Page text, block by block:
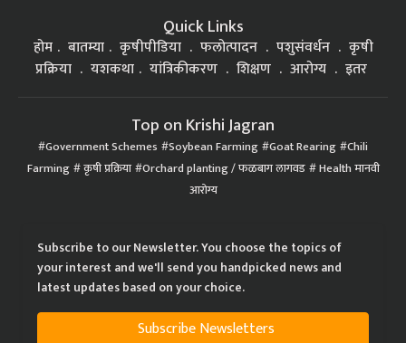
Quick Links
होम बातम्या कृषीपीडिया फलोत्पादन पशुसंवर्धन
कृषी
प्रक्रिया
यशकथा यांत्रिकीकरण शिक्षण आरोग्य इतर
Top on Krishi Jagran
Government Schemes Soybean Farming Goat Rearing Chili
Farming कृषी प्रक्रिया Orchard planting / फळबाग लागवड Health मानवी
आरोग्य
Subscribe to our Newsletter. You choose the topics of
your interest and we'll send you handpicked news and
latest updates based on your choice.
Subscribe Newsletters